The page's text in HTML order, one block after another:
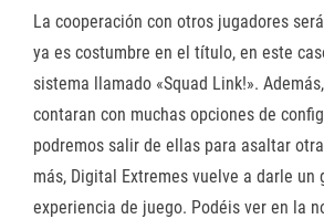
La cooperación con otros jugadores
ya es costumbre en el título, en este
sistema llamado «Squad Link!».
contaran con muchas opciones de
podremos salir de ellas para asaltar
más, Digital Extremes vuelve a darle un
experiencia de juego. Podéis ver en la